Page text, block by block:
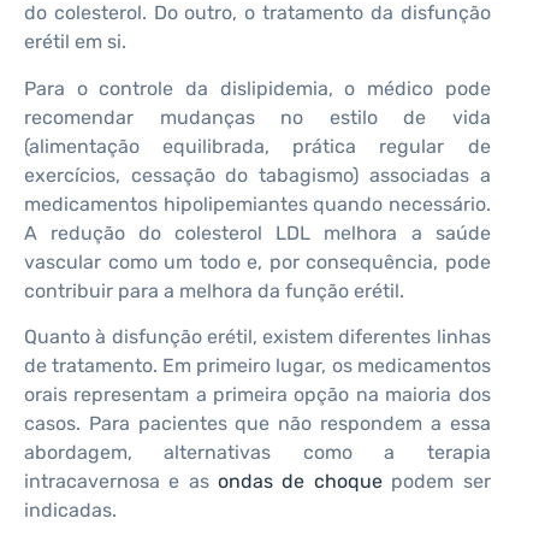
do colesterol. Do outro, o tratamento da disfunção
erétil em si.
Para o controle da dislipidemia, o médico pode
recomendar mudanças no estilo de vida
(alimentação equilibrada, prática regular de
exercícios, cessação do tabagismo) associadas a
medicamentos hipolipemiantes quando necessário.
A redução do colesterol LDL melhora a saúde
vascular como um todo e, por consequência, pode
contribuir para a melhora da função erétil.
Quanto à disfunção erétil, existem diferentes linhas
de tratamento. Em primeiro lugar, os medicamentos
orais representam a primeira opção na maioria dos
casos. Para pacientes que não respondem a essa
abordagem, alternativas como a terapia
intracavernosa e asondas de choquepodem ser
indicadas.